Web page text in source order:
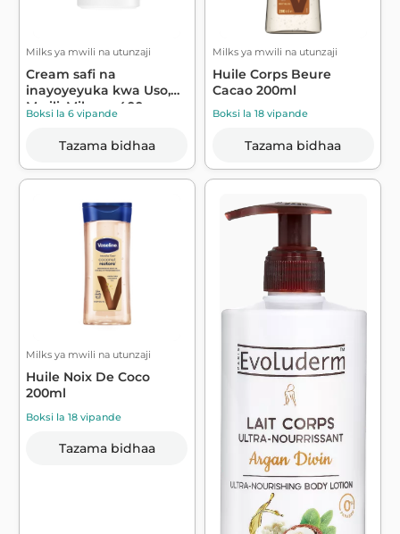
Milks ya mwili na utunzaji
Cream safi na
inayoyeyuka kwa Uso,
Mwili, Mikono 400m...
Boksi la 6 vipande
Tazama bidhaa
Milks ya mwili na utunzaji
Huile Corps Beure
Cacao 200ml
Boksi la 18 vipande
Tazama bidhaa
Milks ya mwili na utunzaji
Huile Noix De Coco
200ml
Boksi la 18 vipande
Tazama bidhaa